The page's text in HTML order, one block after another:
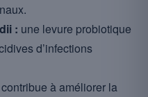
: une levure probiotique
d’infections
contribue à améliorer la